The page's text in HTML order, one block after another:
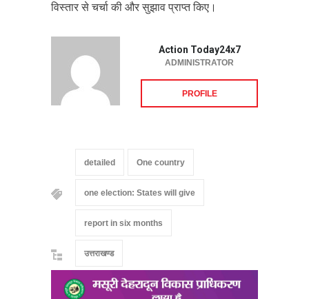
विस्तार से चर्चा की और सुझाव प्राप्त किए।
Action Today24x7
ADMINISTRATOR
PROFILE
detailed One country
one election: States will give
report in six months
उत्तराखण्ड